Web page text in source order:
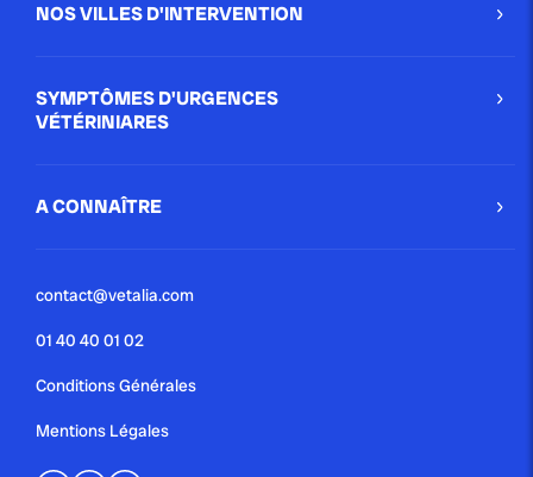
NOS VILLES D'INTERVENTION
SYMPTÔMES D'URGENCES
VÉTÉRINIARES
A CONNAÎTRE
contact@vetalia.com
01 40 40 01 02
Conditions Générales
Mentions Légales